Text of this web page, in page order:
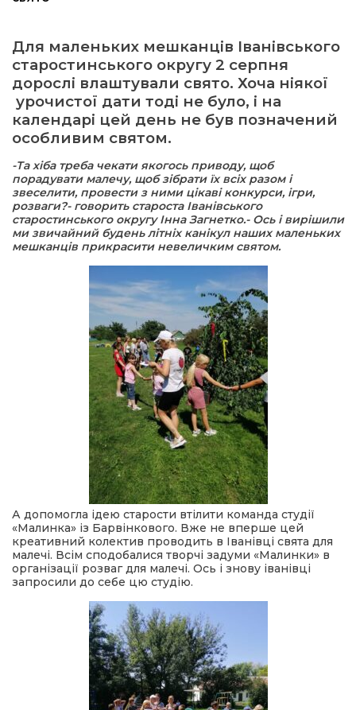
Для маленьких мешканців Іванівського
старостинського округу 2 серпня
дорослі влаштували свято. Хоча ніякої
урочистої дати тоді не було, і на
календарі цей день не був позначений
особливим святом.
-Та хіба треба чекати якогось приводу, щоб
порадувати малечу, щоб зібрати їх всіх разом і
звеселити, провести з ними цікаві конкурси, ігри,
розваги?- говорить староста Іванівського
старостинського округу Інна Загнетко.- Ось і вирішили
ми звичайний будень літніх канікул наших маленьких
мешканців прикрасити невеличким святом.
А допомогла ідею старости втілити команда студії
«Малинка» із Барвінкового. Вже не вперше цей
креативний колектив проводить в Іванівці свята для
малечі. Всім сподобалися творчі задуми «Малинки» в
організації розваг для малечі. Ось і знову іванівці
запросили до себе цю студію.